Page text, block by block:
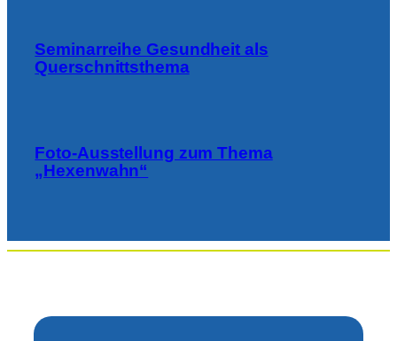
Seminarreihe Gesundheit als
Querschnittsthema
Foto-Ausstellung zum Thema
„Hexenwahn“